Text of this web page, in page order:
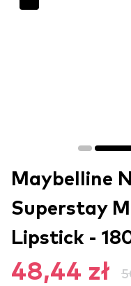
Maybelline
Superstay
Lipstick -
48,44 zł